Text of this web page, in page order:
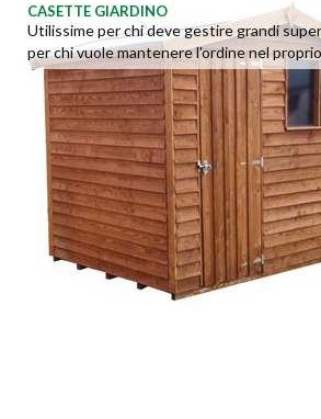
CASETTE GIARDINO
Utilissime per chi deve gestire grandi
per chi vuole mantenere l'ordine nel